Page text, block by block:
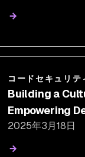
コードセキュリテ
Building a
Empowering
Resilient
2025年3月18日